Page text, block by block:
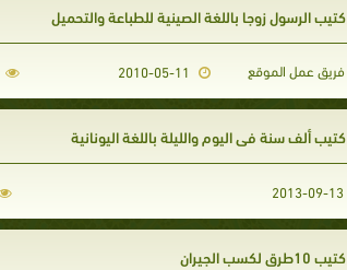
كتيب الرسول زوجا باللغة الصينية للطباعة والتحميل
فريق عمل الموقع
كتيب ألف سنة في اليوم والليلة باللغة اليونانية
2013-09-13
كتيب 10طرق لكسب الجيران